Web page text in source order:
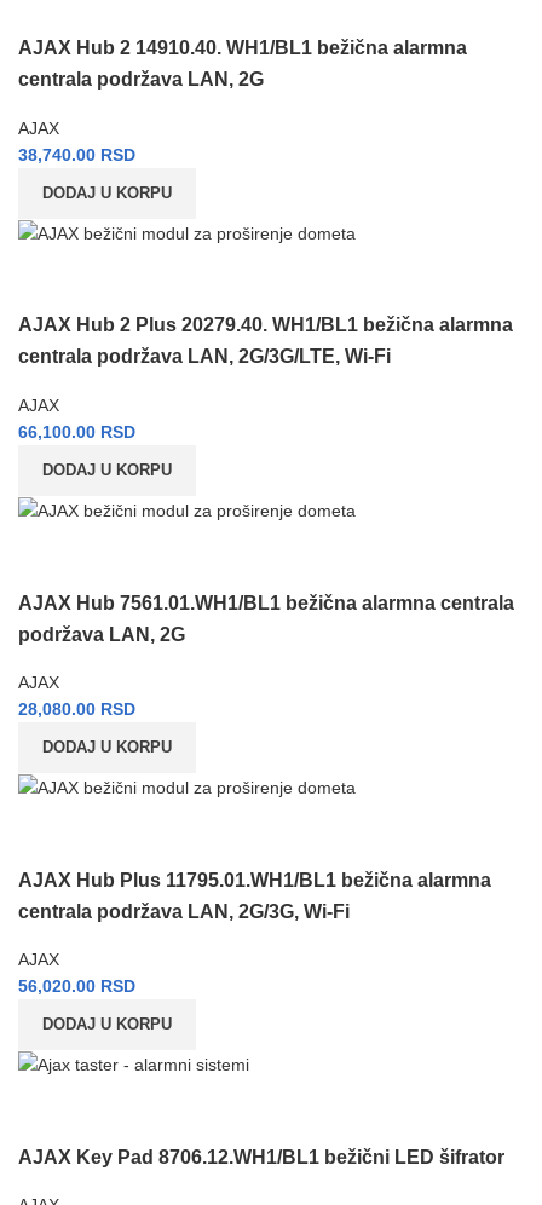
AJAX Hub 2 14910.40. WH1/BL1 bežična alarmna
centrala podržava LAN, 2G
AJAX
38,740.00 RSD
DODAJ U KORPU
AJAX Hub 2 Plus 20279.40. WH1/BL1 bežična alarmna
centrala podržava LAN, 2G/3G/LTE, Wi-Fi
AJAX
66,100.00 RSD
DODAJ U KORPU
AJAX Hub 7561.01.WH1/BL1 bežična alarmna centrala
podržava LAN, 2G
AJAX
28,080.00 RSD
DODAJ U KORPU
AJAX Hub Plus 11795.01.WH1/BL1 bežična alarmna
centrala podržava LAN, 2G/3G, Wi-Fi
AJAX
56,020.00 RSD
DODAJ U KORPU
AJAX Key Pad 8706.12.WH1/BL1 bežični LED šifrator